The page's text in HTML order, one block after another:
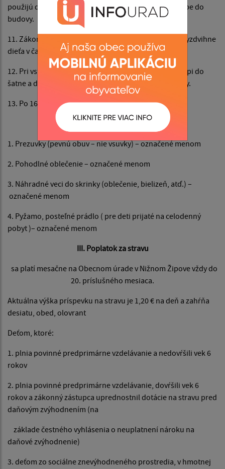
použijú dezinfekčný prostriedok umiestnený pri vstupe do
budovy.
11. Zákonný zástupca alebo sprevádzajúca osoba si vyzdvihne
dieťa v čase od 15.30 do 16.00 hod.
12. Pri vstupe do budovy si opäť dezinfikuje ruky, vstúpi do
šatne a dieťa si vyzdvihne od službo konajúcej učiteľky.
13. Po 16.30. hod sa areál MŠ uzatvára.
II. Vaše dieťa potrebuje:
1. Prezuvky (pevnú obuv – nie vsuvky) – označené menom
2. Pohodlné oblečenie – označené menom
3. Náhradné veci do skrinky (oblečenie, bielizeň, atď.) –
označené menom
4. Pyžamo, posteľné prádlo ( pre deti prijaté na celodenný
pobyt )– označené menom
III. Poplatok za stravu
sa platí mesačne na Obecnom úrade v Nižnom Žipove vždy do
20. príslušného mesiaca.
Aktuálna výška príspevku na stravu je 1,20 € na deň a zahŕňa
desiatu, obed, olovrant
Deťom, ktoré:
1. plnia povinné predprimárne vzdelávanie a nedovŕšili vek 6
rokov
2. plnia povinné predprimárne vzdelávanie, dovŕšili vek 6
rokov a zákonný zástupca uprednostnil dotácie na stravu pred
daňovým zvýhodnením (na
základe čestného vyhlásenia o neuplatnení nároku na
daňové zvýhodnenie)
3. deťom zo sociálne znevýhodneného prostredia, v hmotnej